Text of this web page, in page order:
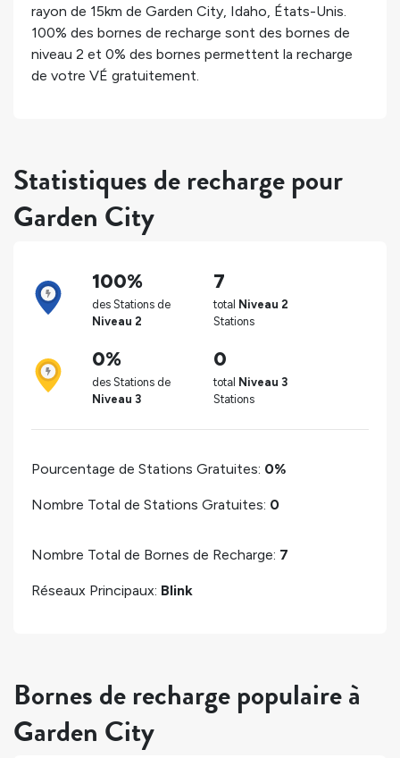
rayon de 15km de Garden City, Idaho, États-Unis.
100% des bornes de recharge sont des bornes de
niveau 2 et 0% des bornes permettent la recharge
de votre VÉ gratuitement.
Statistiques de recharge pour
Garden City
100%
des Stations de
Niveau 2
7
total Niveau 2
Stations
0%
des Stations de
Niveau 3
0
total Niveau 3
Stations
Pourcentage de Stations Gratuites: 0%
Nombre Total de Stations Gratuites: 0
Nombre Total de Bornes de Recharge: 7
Réseaux Principaux: Blink
Bornes de recharge populaire à
Garden City